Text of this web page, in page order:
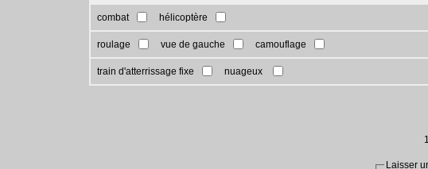
combat hélicoptère
roulage vue de gauche camouflage
train d'atterrissage fixe nuageux
Laisser